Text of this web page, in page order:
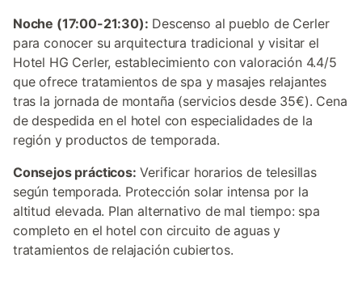
Noche (17:00-21:30): Descenso al pueblo de Cerler
para conocer su arquitectura tradicional y visitar el
Hotel HG Cerler, establecimiento con valoración 4.4/5
que ofrece tratamientos de spa y masajes relajantes
tras la jornada de montaña (servicios desde 35€). Cena
de despedida en el hotel con especialidades de la
región y productos de temporada.
Consejos prácticos: Verificar horarios de telesillas
según temporada. Protección solar intensa por la
altitud elevada. Plan alternativo de mal tiempo: spa
completo en el hotel con circuito de aguas y
tratamientos de relajación cubiertos.